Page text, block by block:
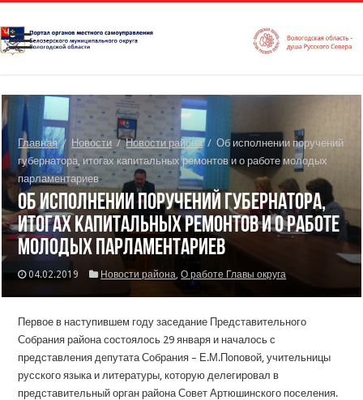
Главная / Новости / Новости района / Об исполнении поручений
губернатора, итогах капитальных ремонтов и о работе молодых
парламентариев
Об исполнении поручений губернатора,
итогах капитальных ремонтов и о работе
молодых парламентариев
04.02.2019 Новости района,О работе Главы округа
Первое в наступившем году заседание Представительного
Собрания района состоялось 29 января и началось с
представления депутата Собрания – Е.М.Поповой, учительницы
русского языка и литературы, которую делегировал в
представительный орган района Совет Артюшинского поселения.